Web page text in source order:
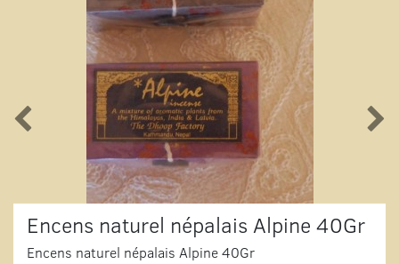
Encens naturel népalais Alpine 40Gr
Encens naturel népalais Alpine 40Gr